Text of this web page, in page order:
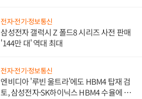
전자·전기·정보통신
삼성전자 갤럭시 Z 폴드8 시리즈 사전 판매
'144만 대' 역대 최대
전자·전기·정보통신
엔비디아 '루빈 울트라'에도 HBM4 탑재 검
토, 삼성전자·SK하이닉스 HBM4 수율에 주